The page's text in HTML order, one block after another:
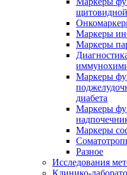
Маркеры
Маркеры
Маркеры
диабета
Маркеры
Маркеры
Разное
Исследования
Клинико-